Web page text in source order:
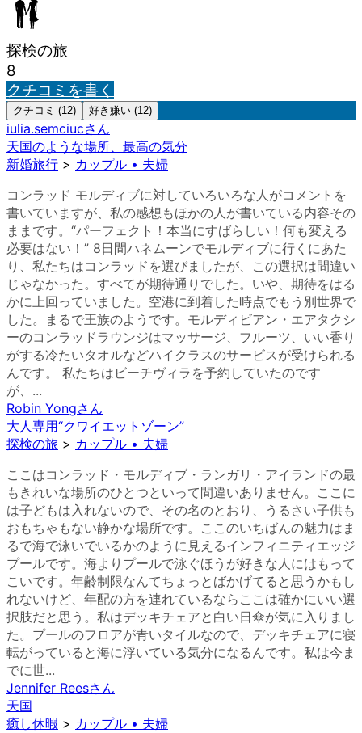
探検の旅
8
クチコミを書く
クチコミ (12) 好き嫌い (12)
iulia.semciucさん
天国のような場所、最高の気分
新婚旅行 > カップル • 夫婦
コンラッド モルディブに対していろいろな人がコメントを
書いていますが、私の感想もほかの人が書いている内容その
ままです。“パーフェクト！本当にすばらしい！何も変える
必要はない！” 8日間ハネムーンでモルディブに行くにあた
り、私たちはコンラッドを選びましたが、この選択は間違い
じゃなかった。すべてが期待通りでした。いや、期待をはる
かに上回っていました。空港に到着した時点でもう別世界で
した。まるで王族のようです。モルディビアン・エアタクシ
ーのコンラッドラウンジはマッサージ、フルーツ、いい香り
がする冷たいタオルなどハイクラスのサービスが受けられる
んです。 私たちはビーチヴィラを予約していたのです
が、...
Robin Yongさん
大人専用“クワイエットゾーン”
探検の旅 > カップル • 夫婦
ここはコンラッド・モルディブ・ランガリ・アイランドの最
もきれいな場所のひとつといって間違いありません。ここに
は子どもは入れないので、その名のとおり、うるさい子供も
おもちゃもない静かな場所です。ここのいちばんの魅力はま
るで海で泳いでいるかのように見えるインフィニティエッジ
プールです。海よりプールで泳ぐほうが好きな人にはもって
こいです。年齢制限なんてちょっとばかげてると思うかもし
れないけど、年配の方を連れているならここは確かにいい選
択肢だと思う。私はデッキチェアと白い日傘が気に入りまし
た。プールのフロアが青いタイルなので、デッキチェアに寝
転がっていると海に浮いている気分になるんです。私は今ま
でに世...
Jennifer Reesさん
天国
癒し休暇 > カップル • 夫婦